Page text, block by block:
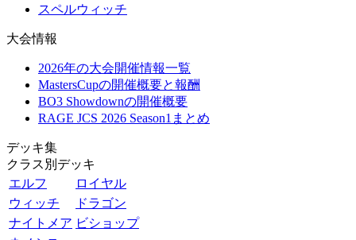
スペルウィッチ
大会情報
2026年の大会開催情報一覧
MastersCupの開催概要と報酬
BO3 Showdownの開催概要
RAGE JCS 2026 Season1まとめ
デッキ集
クラス別デッキ
エルフ
ロイヤル
ウィッチ
ドラゴン
ナイトメア ビショップ